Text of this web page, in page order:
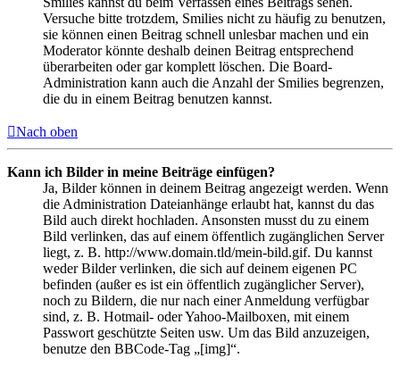
Versuche bitte trotzdem, Smilies nicht zu häufig zu benutzen,
sie können einen Beitrag schnell unlesbar machen und ein
Moderator könnte deshalb deinen Beitrag entsprechend
überarbeiten oder gar komplett löschen. Die Board-
Administration kann auch die Anzahl der Smilies begrenzen,
die du in einem Beitrag benutzen kannst.
Nach oben
Kann ich Bilder in meine Beiträge einfügen?
Ja, Bilder können in deinem Beitrag angezeigt werden. Wenn
die Administration Dateianhänge erlaubt hat, kannst du das
Bild auch direkt hochladen. Ansonsten musst du zu einem
Bild verlinken, das auf einem öffentlich zugänglichen Server
liegt, z. B. http://www.domain.tld/mein-bild.gif. Du kannst
weder Bilder verlinken, die sich auf deinem eigenen PC
befinden (außer es ist ein öffentlich zugänglicher Server),
noch zu Bildern, die nur nach einer Anmeldung verfügbar
sind, z. B. Hotmail- oder Yahoo-Mailboxen, mit einem
Passwort geschützte Seiten usw. Um das Bild anzuzeigen,
benutze den BBCode-Tag „[img]“.